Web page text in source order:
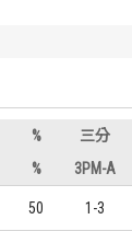
% 三分
% 3PM-A
50 1-3